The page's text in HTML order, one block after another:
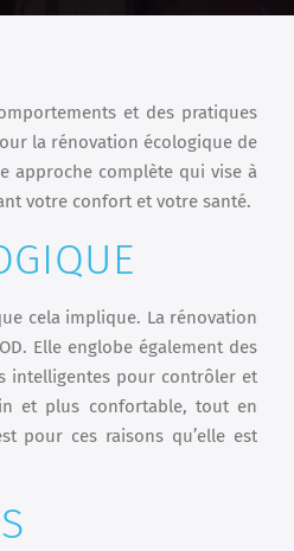
et des pratiques
la rénovation écologique de
approche complète qui vise à
votre confort et votre santé.
cela implique. La rénovation
Elle englobe également des
intelligentes pour contrôler et
et plus confortable, tout en
pour ces raisons qu’elle est